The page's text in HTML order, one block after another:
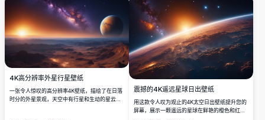
4K高分辨率外星行星壁纸
一张令人惊叹的高分辨率4K壁纸，描绘了在日落
时分的外星景观，天空中有行星和生动的星云。
震撼的4K遥远星球日出壁纸
用这款令人叹为观止的4K太空日出壁纸提升您的
屏幕，展示一颗遥远的星球在鲜艳的橙色和红色